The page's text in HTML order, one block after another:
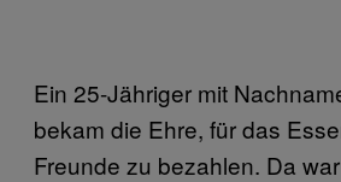
Ein 25-Jähriger mit
bekam die Ehre, für das
Freunde zu bezahlen. Da